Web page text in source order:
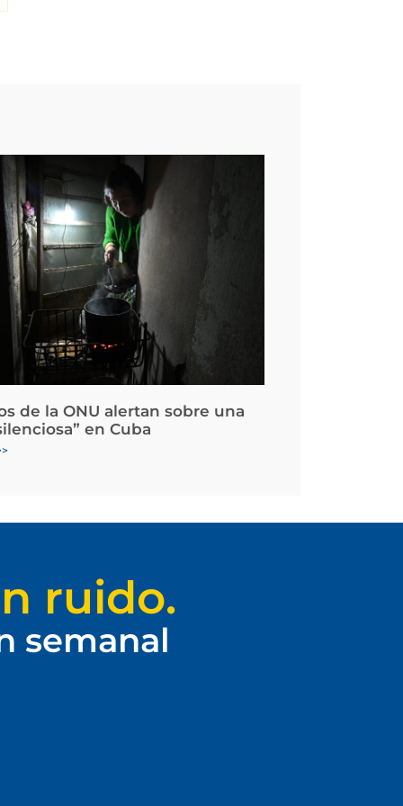
de la ONU alertan sobre una
en Cuba
ruido.
semanal